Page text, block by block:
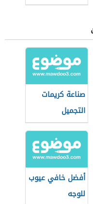
صناعة كريمات
التجميل
أفضل خافي عيوب
للوجه